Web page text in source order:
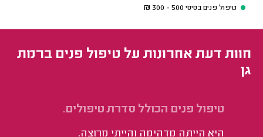
טיפול פנים בסיסי 500 - 300
₪
חוות דעת אחרונות על טיפול פנים ברמת
גן
טיפול פנים הכולל סדרת טיפולים.
היא הייתה מדהימה והייתי מרוצה.